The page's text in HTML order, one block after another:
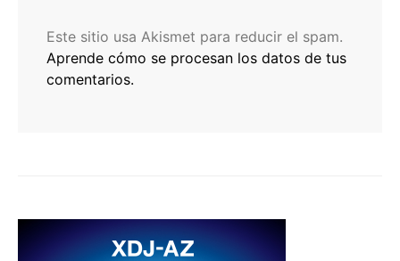
Este sitio usa Akismet para reducir el spam.
Aprende cómo se procesan los datos de tus
comentarios.